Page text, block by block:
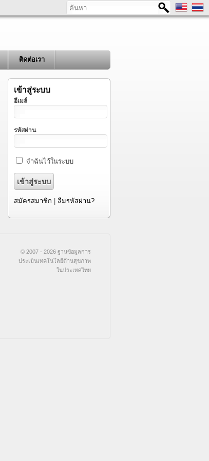
ค้นหา
ติดต่อเรา
เข้าสู่ระบบ
อีเมล์
รหัสผ่าน
จำฉันไว้ในระบบ
สมัครสมาชิก ลืมรหัสผ่าน?
© 2007 - 2026 ฐานข้อมูลการ
ประเมินเทคโนโลยีด้านสุขภาพ
ในประเทศไทย